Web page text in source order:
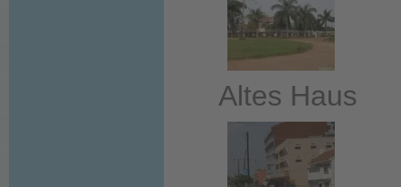
Altes Haus